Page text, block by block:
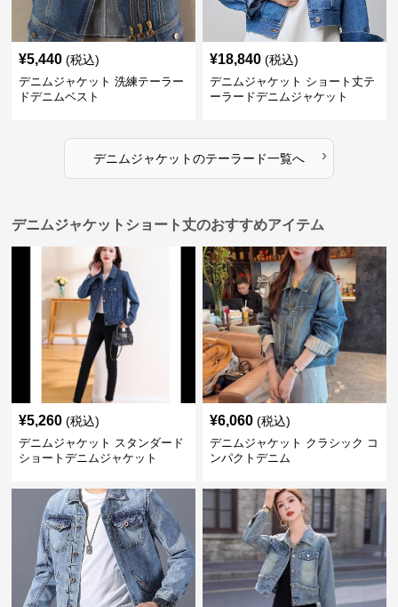
¥5,440 (税込)
デニムジャケット 洗練テーラー
ドデニムベスト
¥18,840 (税込)
デニムジャケット ショート丈テ
ーラードデニムジャケット
デニムジャケットのテーラード一覧へ ›
デニムジャケットショート丈のおすすめアイテム
¥5,260 (税込)
デニムジャケット スタンダード
ショートデニムジャケット
¥6,060 (税込)
デニムジャケット クラシック コ
ンパクトデニム